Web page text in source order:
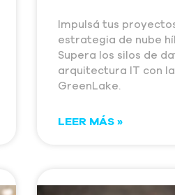
Impulsá tus
estrategia de nube
Supera los silos de
arquitectura IT con la
GreenLake.
LEER MÁS »